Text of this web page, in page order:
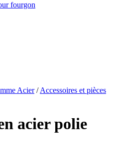
fourgon
Acier/Accessoires et pièces
acier polie